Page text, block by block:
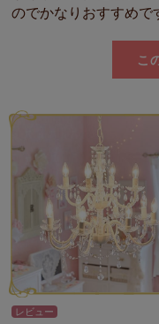
のでかなりおすすめで
こ
レビュー